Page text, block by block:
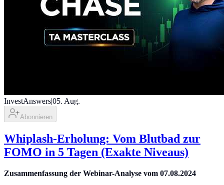
InvestAnswers|05. Aug.
Abonnieren
Whiplash-Erholung: Vom Blutbad zur
FOMO in 5 Tagen (Exakte Niveaus)
Zusammenfassung der Webinar-Analyse vom 07.08.2024